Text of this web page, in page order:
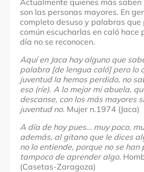
Actualmente quienes más
son las personas mayores. En
completo desuso y palabras que
común escucharlas en caló hace
día no se reconocen.
Aquí en Jaca hay alguno que
palabra [de lengua caló] pero lo
juventud la hemos perdido, no
eso (ríe). A lo mejor mi abuela,
descanse, con los más mayores
juventud no. Mujer n.1974 (Jaca)
A día de hoy pues… muy poco,
además, al gitano que le dices
no lo entiende, porque no se han
tampoco de aprender algo.
(Casetas-Zaragoza)